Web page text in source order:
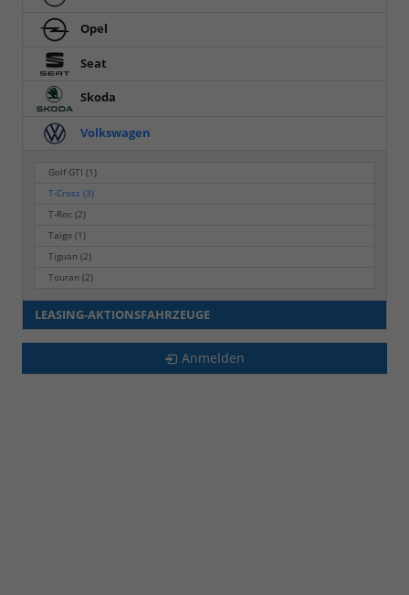
Opel
Seat
Skoda
Volkswagen
Golf GTI(1)
T-Cross(3)
T-Roc(2)
Taigo(1)
Tiguan(2)
Touran(2)
LEASING-AKTIONSFAHRZEUGE
Anmelden